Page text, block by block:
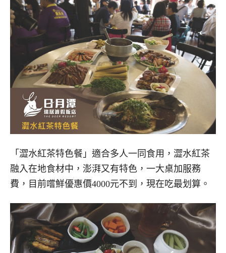
「澀水紅茶特色餐」適合多人一同食用，澀水紅茶
融入在地食材中，澎湃又有特色，一大桌加服務
費，目前嚐鮮優惠價4000元不到，現在吃最划算。